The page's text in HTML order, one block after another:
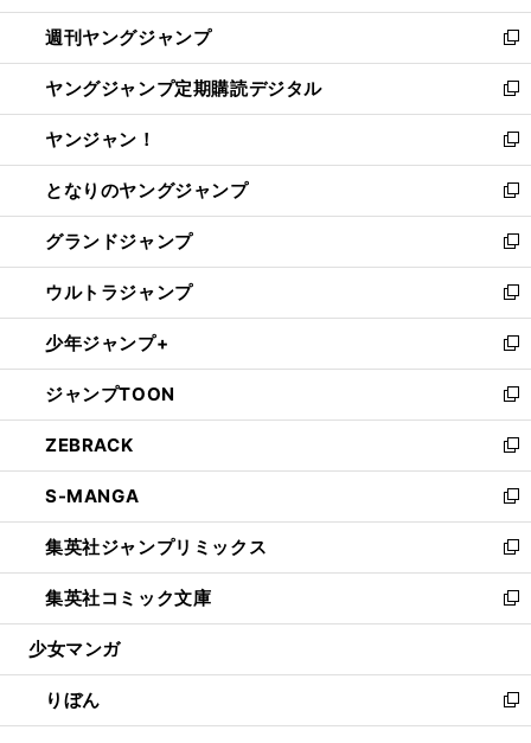
開
く
ウ
で
開
く
ン
ド
ウ
で
開
く
ウ
ィ
ン
ド
ウ
で
開
く
週刊ヤングジャンプ
新
し
い
ウ
ィ
ン
ド
ウ
で
開
く
ヤングジャンプ定期購読デジタル
新
し
い
ウ
ィ
ン
ド
ウ
で
開
く
ヤンジャン！
新
し
い
ウ
ィ
ン
ド
ウ
で
開
く
となりのヤングジャンプ
新
し
い
ウ
ィ
ン
ド
ウ
で
開
く
グランドジャンプ
新
し
い
ウ
ィ
ン
ド
ウ
で
開
く
ウルトラジャンプ
新
し
い
ウ
ィ
ン
ド
ウ
で
開
く
少年ジャンプ+
新
し
い
ウ
ィ
ン
ド
ウ
で
開
く
ジャンプTOON
新
し
い
ウ
ィ
ン
ド
ウ
で
開
ZEBRACK
新
し
い
ウ
ィ
ン
ド
ウ
開
く
S-MANGA
新
し
い
ウ
ィ
ン
ウ
で
開
集英社ジャンプリミックス
新
し
い
ウ
ン
ド
ウ
集英社コミック文庫
新
し
ウ
ィ
ン
少女マンガ
りぼん
新
し